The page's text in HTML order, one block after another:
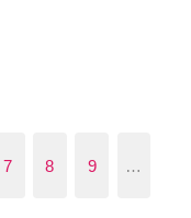
7 8 9 …